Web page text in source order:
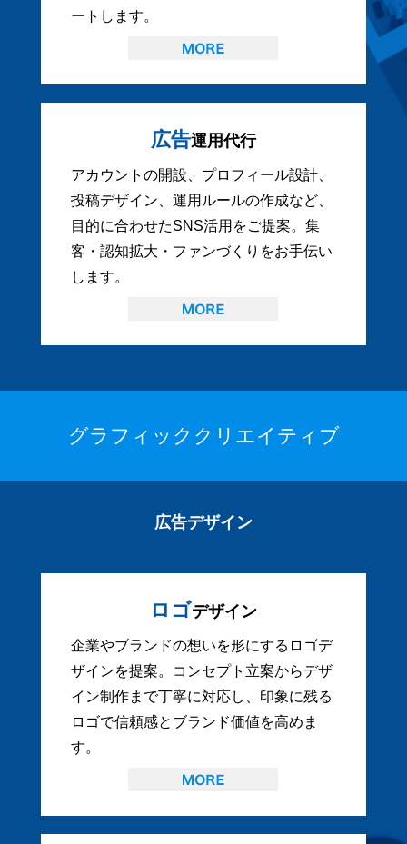
ートします。
広告運用代行
アカウントの開設、プロフィール設計、
投稿デザイン、運用ルールの作成など、
目的に合わせたSNS活用をご提案。集
客・認知拡大・ファンづくりをお手伝い
します。
グラフィッククリエイティブ
広告デザイン
ロゴデザイン
企業やブランドの想いを形にするロゴデ
ザインを提案。コンセプト立案からデザ
イン制作まで丁寧に対応し、印象に残る
ロゴで信頼感とブランド価値を高めま
す。